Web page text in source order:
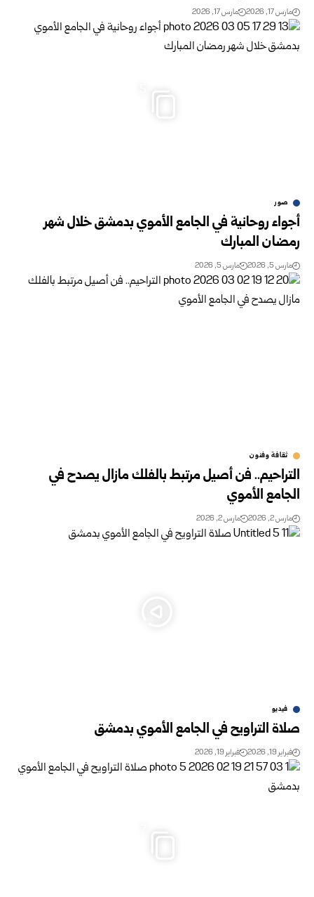
مارس 17, 2026 مارس 17, 2026
صور
أجواء روحانية في الجامع الأموي بدمشق خلال شهر
رمضان المبارك
مارس 5, 2026 مارس 5, 2026
ثقافة وفنون
التراحيم.. فن أصيل مرتبط بالفلك مازال يصدح في
الجامع الأموي
مارس 2, 2026 مارس 2, 2026
فيديو
صلاة التراويح في الجامع الأموي بدمشق
فبراير 19, 2026 فبراير 19, 2026